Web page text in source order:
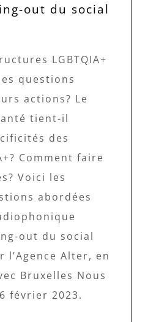
out du social
LGBTQIA+
questions
actions? Le
tient-il
des
Comment faire
Voici les
abordées
out du social
l’Agence Alter, en
Bruxelles Nous
février 2023.